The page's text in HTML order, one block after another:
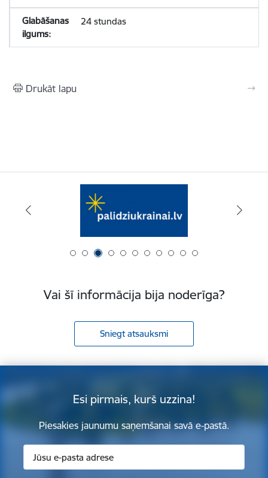
24 stundas
Drukāt lapu
Vai šī informācija bija noderīga?
Sniegt atsauksmi
Esi pirmais, kurš uzzina!
Piesakies jaunumu saņemšanai savā e-pastā.